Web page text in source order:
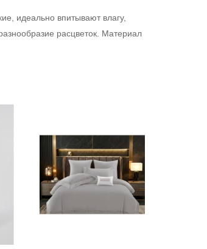
идеально впитывают влагу,
расцветок. Материал